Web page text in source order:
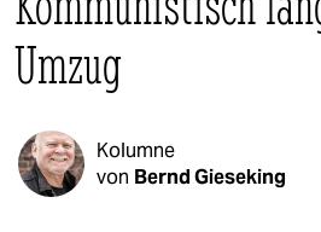
politik
öko
kultur
Umzug
Kolumne
von Bernd Gieseking